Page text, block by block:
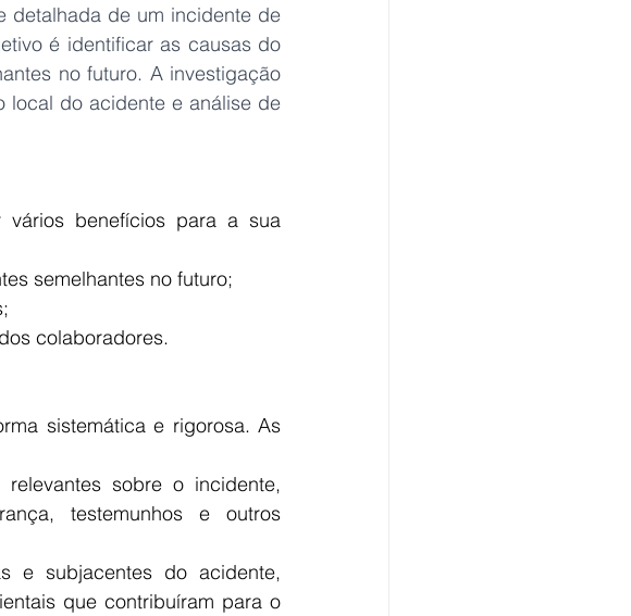
detalhada de um incidente de
é identificar as causas do
no futuro. A investigação
local do acidente e análise de
semelhantes no futuro;
colaboradores.
sistemática e rigorosa. As
sobre o incidente,
testemunhos e outros
e subjacentes do acidente,
que contribuíram para o